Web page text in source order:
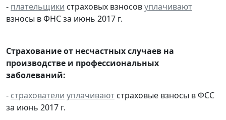
- плательщики страховых взносовуплачивают
взносы в ФНС за июнь 2017 г.
Страхование от несчастных случаев на
производстве и профессиональных
заболеваний:
- страхователи уплачивают страховые взносы в ФСС
за июнь 2017 г.